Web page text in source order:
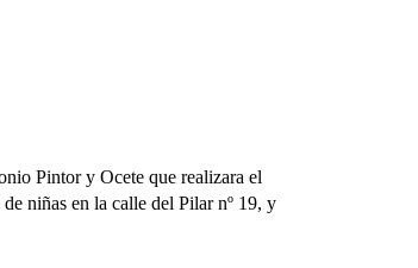
Pintor y Ocete que realizara el
niñas en la calle del Pilar nº 19, y